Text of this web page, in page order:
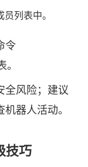
列表中。
令
全风险；建议
器人活动。
技巧